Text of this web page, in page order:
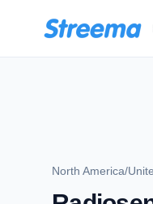
North America/